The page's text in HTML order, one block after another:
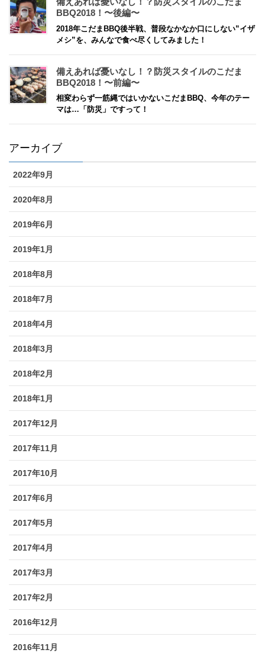
BBQ2018！〜後編〜
2018年こだまBBQ後半戦、普段なかなか口にしない”イザ
メシ”を、みんなで食べ尽くしてみました！
備えあれば憂いなし！？防災スタイルのこだま
BBQ2018！〜前編〜
相変わらず一筋縄ではいかないこだまBBQ、今年のテー
マは…「防災」ですって！
アーカイブ
2022年9月
2020年8月
2019年6月
2019年1月
2018年8月
2018年7月
2018年4月
2018年3月
2018年2月
2018年1月
2017年12月
2017年11月
2017年10月
2017年6月
2017年5月
2017年4月
2017年3月
2017年2月
2016年12月
2016年11月